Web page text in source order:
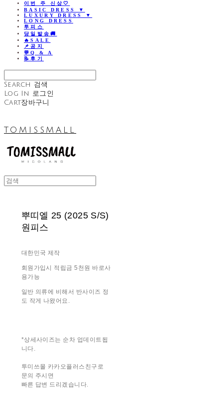
이번 주 신상🤍
BASIC DRESS ▼
LUXURY DRESS ▼
LONG DRESS
투피스
당일발송🚚
🔥SALE
📌공지
💬Q & A
📝후기
Search 검색
Log In 로그인
Cart장바구니
TOMISSMALL
뿌띠엘 25 (2025 S/S)
원피스
대한민국 제작
회원가입시 적립금 5천원 바로사
용가능
일반 의류에 비해서 반사이즈 정
도 작게 나왔어요.
*상세사이즈는 순차 업데이트됩
니다.
투미쓰몰 카카오플러스친구로
문의 주시면
빠른 답변 드리겠습니다.